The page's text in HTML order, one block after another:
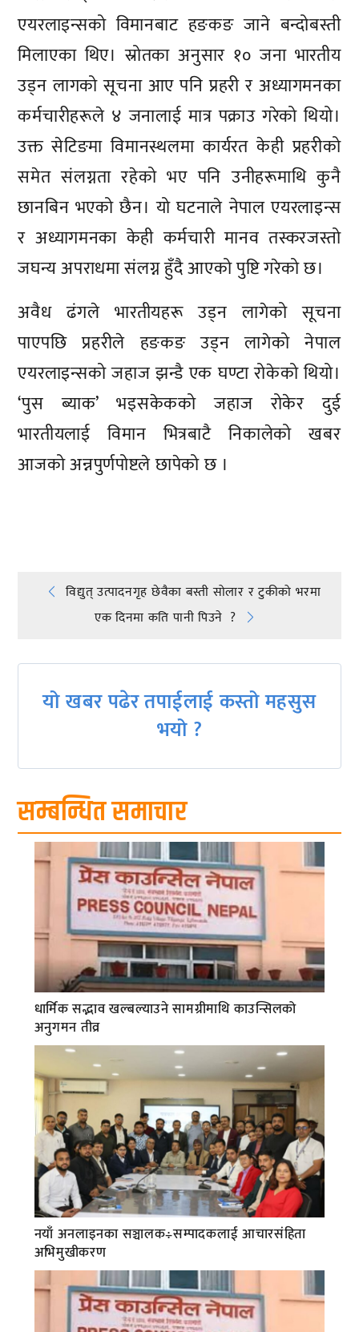
एयरलाइन्सको विमानबाट हङकङ जाने बन्दोबस्ती
मिलाएका थिए। स्रोतका अनुसार १० जना भारतीय
उड्न लागको सूचना आए पनि प्रहरी र अध्यागमनका
कर्मचारीहरूले ४ जनालाई मात्र पक्राउ गरेको थियो।
उक्त सेटिङमा विमानस्थलमा कार्यरत केही प्रहरीको
समेत संलग्नता रहेको भए पनि उनीहरूमाथि कुनै
छानबिन भएको छैन। यो घटनाले नेपाल एयरलाइन्स
र अध्यागमनका केही कर्मचारी मानव तस्करजस्तो
जघन्य अपराधमा संलग्न हुँदै आएको पुष्टि गरेको छ।
अवैध ढंगले भारतीयहरू उड्न लागेको सूचना
पाएपछि प्रहरीले हङकङ उड्न लागेको नेपाल
एयरलाइन्सको जहाज झन्डै एक घण्टा रोकेको थियो।
‘पुस ब्याक’ भइसकेकको जहाज रोकेर दुई
भारतीयलाई विमान भित्रबाटै निकालेको खबर
आजको अन्नपुर्णपोष्टले छापेको छ ।
Post
navigation
विद्युत् उत्पादनगृह छेवैका बस्ती सोलार र टुकीको भरमा
एक दिनमा कति पानी पिउने ?
यो खबर पढेर तपाईलाई कस्तो महसुस
भयो ?
सम्बन्धित समाचार
धार्मिक सद्भाव खल्बल्याउने सामग्रीमाथि काउन्सिलको
अनुगमन तीव्र
नयाँ अनलाइनका सञ्चालक÷सम्पादकलाई आचारसंहिता
अभिमुखीकरण